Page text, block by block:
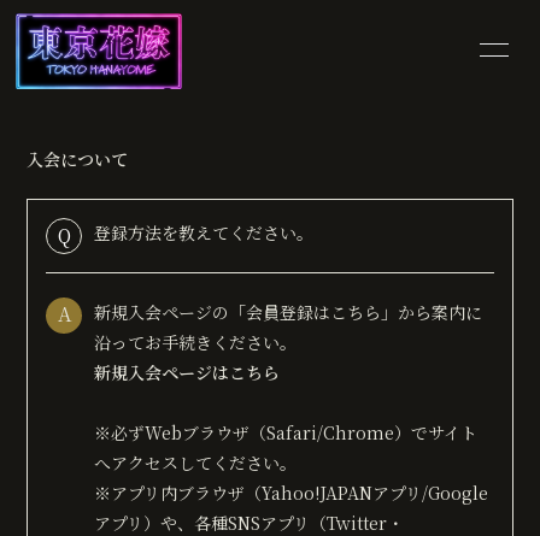
VIDEO
DISCOGRAPHY
SHOP
BLOG
MOVIE
PHOTO
入会について
Q 登録方法を教えてください。
A
新規入会ページの「会員登録はこちら」から案内に
沿ってお手続きください。
新規入会ページはこちら
※必ずWebブラウザ（Safari/Chrome）でサイト
へアクセスしてください。
※アプリ内ブラウザ（Yahoo!JAPANアプリ/Google
アプリ）や、各種SNSアプリ（Twitter・